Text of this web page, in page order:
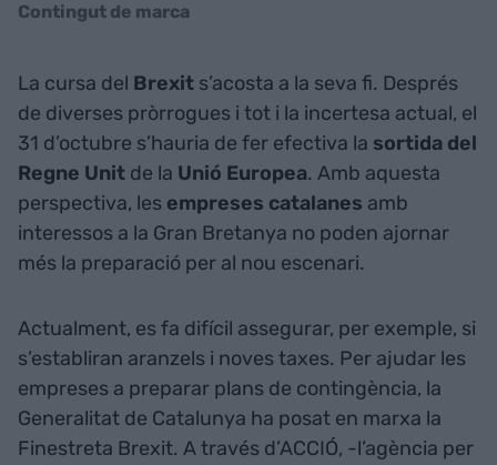
Contingut de marca
La cursa del Brexit s’acosta a la seva fi. Després
de diverses pròrrogues i tot i la incertesa actual, el
31 d’octubre s’hauria de fer efectiva la sortida del
Regne Unit de la Unió Europea. Amb aquesta
perspectiva, les empreses catalanes amb
interessos a la Gran Bretanya no poden ajornar
més la preparació per al nou escenari.
Actualment, es fa difícil assegurar, per exemple, si
s’establiran aranzels i noves taxes. Per ajudar les
empreses a preparar plans de contingència, la
Generalitat de Catalunya ha posat en marxa la
Finestreta Brexit. A través d’ACCIÓ, -l’agència per